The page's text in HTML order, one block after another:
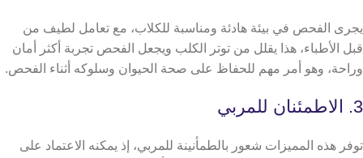
يجرى الفحص في بيئة هادئة ومناسبة للكلاب، مع تعامل لطيف من
قبل الأطباء، هذا يقلل من توتر الكلب ويجعل الفحص تجربة أكثر أمان
وراحة، وهو أمر مهم للحفاظ على صحة الحيوان وسلوكه أثناء الفحص.
3. الاطمئنان للمربي
توفر هذه المميزات شعور بالطمأنينة للمربي، إذ يمكنه الاعتماد على